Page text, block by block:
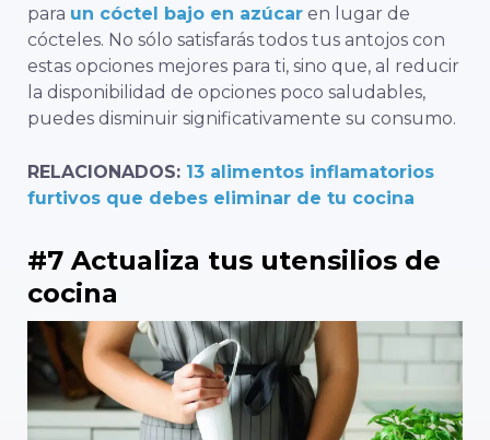
para un cóctel bajo en azúcar en lugar de
cócteles. No sólo satisfarás todos tus antojos con
estas opciones mejores para ti, sino que, al reducir
la disponibilidad de opciones poco saludables,
puedes disminuir significativamente su consumo.
RELACIONADOS: 13 alimentos inflamatorios
furtivos que debes eliminar de tu cocina
#7 Actualiza tus utensilios de
cocina